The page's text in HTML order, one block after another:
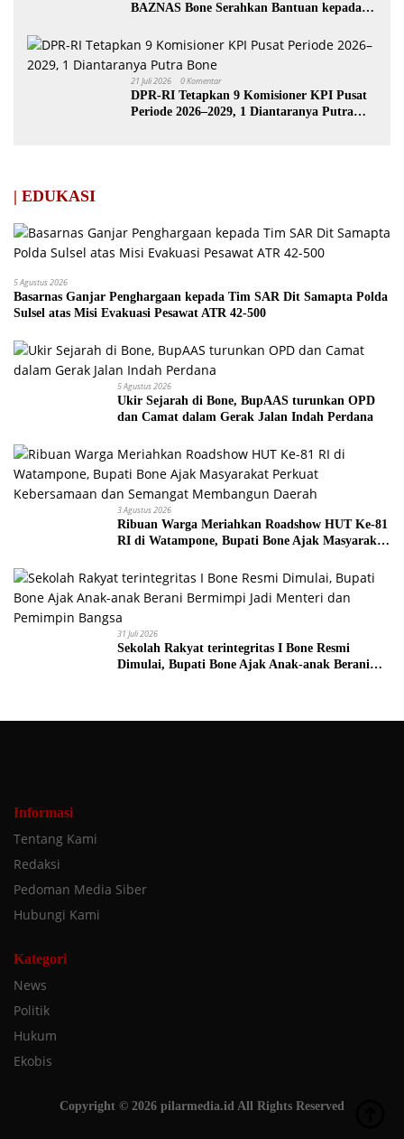
BAZNAS Bone Serahkan Bantuan kepada
21 Juli 2026 0 Komentar
DPR-RI Tetapkan 9 Komisioner KPI Pusat
Periode 2026–2029, 1 Diantaranya Putra
| EDUKASI
5 Agustus 2026
Basarnas Ganjar Penghargaan kepada Tim SAR Dit Samapta Polda
Sulsel atas Misi Evakuasi Pesawat ATR 42-500
5 Agustus 2026
Ukir Sejarah di Bone, BupAAS turunkan OPD
dan Camat dalam Gerak Jalan Indah Perdana
3 Agustus 2026
Ribuan Warga Meriahkan Roadshow HUT Ke-81
RI di Watampone, Bupati Bone Ajak Masyarakat
Membangun Daerah
31 Juli 2026
Sekolah Rakyat terintegritas I Bone Resmi
Dimulai, Bupati Bone Ajak Anak-anak Berani
Informasi
Tentang Kami
Redaksi
Pedoman Media Siber
Hubungi Kami
Kategori
News
Politik
Hukum
Ekobis
Copyright © 2026 pilarmedia.id All Rights Reserved